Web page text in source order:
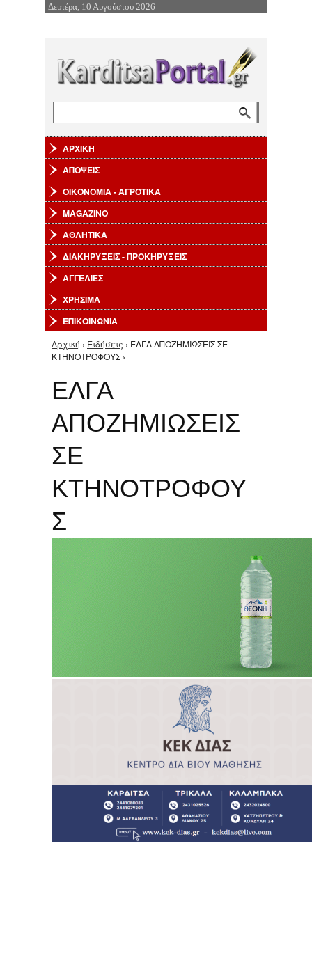
Επιστροφή στην Πλοήγηση
Δευτέρα, 10 Αυγούστου 2026
ΑΡΧΙΚΗ
ΑΠΟΨΕΙΣ
ΟΙΚΟΝΟΜΙΑ - ΑΓΡΟΤΙΚΑ
MAGAZINO
ΑΘΛΗΤΙΚΑ
ΔΙΑΚΗΡΥΞΕΙΣ - ΠΡΟΚΗΡΥΞΕΙΣ
ΑΓΓΕΛΙΕΣ
ΧΡΗΣΙΜΑ
ΕΠΙΚΟΙΝΩΝΙΑ
Είστε εδώ
Αρχική › Ειδήσεις › ΕΛΓΑ ΑΠΟΖΗΜΙΩΣΕΙΣ ΣΕ
ΚΤΗΝΟΤΡΟΦΟΥΣ ›
ΕΛΓΑ
ΑΠΟΖΗΜΙΩΣΕΙΣ
ΣΕ
ΚΤΗΝΟΤΡΟΦΟΥ
Σ